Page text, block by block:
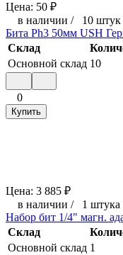
Цена: 50 ₽
в наличии / 10 штук
Бита Ph3 50мм USH
Склад
Основной склад 10
0
Купить
Цена: 3 885 ₽
в наличии / 1 штука
Набор бит 1/4" магн.
Склад
Основной склад 1